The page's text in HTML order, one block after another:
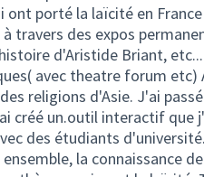
porté la laïcité en
travers des expos
d'Aristide Briant,
avec theatre forum etc)
religions d'Asie. J'ai
créé un.outil interactif que
des étudiants
la connaissance